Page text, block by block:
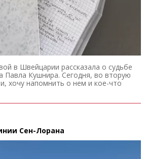
в Швейцарии рассказала о судьбе
Павла Кушнира. Сегодня, во вторую
хочу напомнить о нем и кое-что
Сен-Лорана